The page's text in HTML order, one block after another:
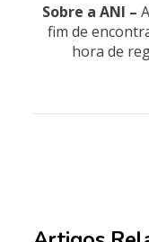
Sobre a ANI – A
fim de
hora de